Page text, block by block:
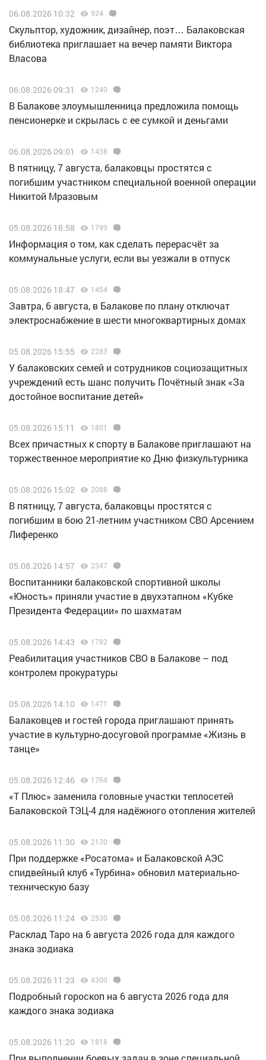
06.08.2026 10:32 924
Скульптор, художник, дизайнер, поэт… Балаковская
библиотека приглашает на вечер памяти Виктора
Власова
06.08.2026 09:31 1240
В Балакове злоумышленница предложила помощь
пенсионерке и скрылась с ее сумкой и деньгами
06.08.2026 09:01 1438
В пятницу, 7 августа, балаковцы простятся с
погибшим участником специальной военной операции
Никитой Мразовым
05.08.2026 18:58 1799
Информация о том, как сделать перерасчёт за
коммунальные услуги, если вы уезжали в отпуск
05.08.2026 18:47 1454
Завтра, 6 августа, в Балакове по плану отключат
электроснабжение в шести многоквартирных домах
05.08.2026 15:55 2283
У балаковских семей и сотрудников социозащитных
учреждений есть шанс получить Почётный знак «За
достойное воспитание детей»
05.08.2026 15:11 1801
Всех причастных к спорту в Балакове приглашают на
торжественное мероприятие ко Дню физкультурника
05.08.2026 15:02 2088
В пятницу, 7 августа, балаковцы простятся с
погибшим в бою 21-летним участником СВО Арсением
Лиференко
05.08.2026 14:57 2347
Воспитанники балаковской спортивной школы
«Юность» приняли участие в двухэтапном «Кубке
Президента Федерации» по шахматам
05.08.2026 14:43 1782
Реабилитация участников СВО в Балакове – под
контролем прокуратуры
05.08.2026 14:10 1471
Балаковцев и гостей города приглашают принять
участие в культурно-досуговой программе «Жизнь в
танце»
05.08.2026 12:46 1764
«Т Плюс» заменила головные участки теплосетей
Балаковской ТЭЦ-4 для надёжного отопления жителей
05.08.2026 11:30 2130
При поддержке «Росатома» и Балаковской АЭС
спидвейный клуб «Турбина» обновил материально-
техническую базу
05.08.2026 11:24 2530
Расклад Таро на 6 августа 2026 года для каждого
знака зодиака
05.08.2026 11:23 4300
Подробный гороскоп на 6 августа 2026 года для
каждого знака зодиака
05.08.2026 11:20 1818